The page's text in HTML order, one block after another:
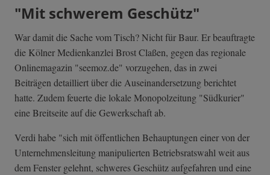
"Mit schwerem Geschütz"
War damit die Sache vom Tisch? Nicht für Baur. Er beauftragte
die Kölner Medienkanzlei Brost Claßen, gegen das regionale
Onlinemagazin "seemoz.de" vorzugehen, das in zwei
Beiträgen detailliert über die Auseinandersetzung berichtet
hatte. Zudem feuerte die lokale Monopolzeitung "Südkurier"
eine Breitseite auf die Gewerkschaft ab.
Verdi habe "sich mit öffentlichen Behauptungen einer von der
Unternehmensleitung manipulierten Betriebsratswahl weit aus
dem Fenster gelehnt, schweres Geschütz aufgefahren und eine